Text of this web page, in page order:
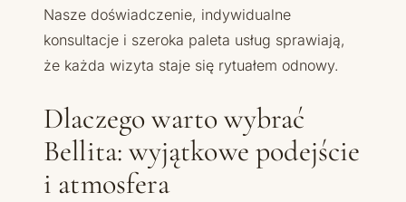
Nasze doświadczenie, indywidualne
konsultacje i szeroka paleta usług sprawiają,
że każda wizyta staje się rytuałem odnowy.
Dlaczego warto wybrać
Bellita: wyjątkowe podejście
i atmosfera